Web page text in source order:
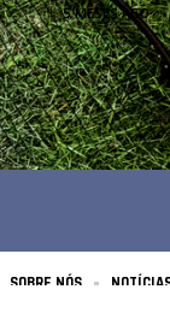
5 MESES AGO
SOBRE NÓS